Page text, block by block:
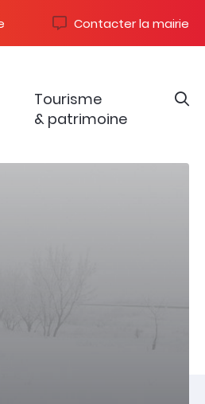
Contacter la mairie
Tourisme
& patrimoine